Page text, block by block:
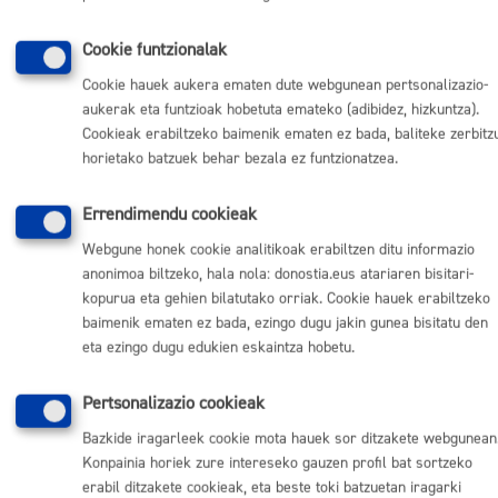
Komunika zaitez Donostiako Udalarekin
(+34) 943 481 000
Herritarren postontzia
Webeko akatsen berri eman
Esteka erabilgarriak
Kontratatzailaren profila
Egoitza elektronikoa
Mapak - GeoDonostia
Prentsa aretoa
Cookie funtzionalak
Cookie hauek aukera ematen dute webgunean pertsonalizazio-
aukerak eta funtzioak hobetuta emateko (adibidez, hizkuntza).
Cookieak erabiltzeko baimenik ematen ez bada, baliteke
horietako batzuek behar bezala ez funtzionatzea.
Errendimendu cookieak
Webgune honek cookie analitikoak erabiltzen ditu informazio
anonimoa biltzeko, hala nola: donostia.eus atariaren bisitari-
kopurua eta gehien bilatutako orriak. Cookie hauek erabiltzeko
baimenik ematen ez bada, ezingo dugu jakin gunea bisitatu den
eta ezingo dugu edukien eskaintza hobetu.
Pertsonalizazio cookieak
Bazkide iragarleek cookie mota hauek sor ditzakete
Konpainia horiek zure intereseko gauzen profil bat sortzeko
erabil ditzakete cookieak, eta beste toki batzuetan iragarki